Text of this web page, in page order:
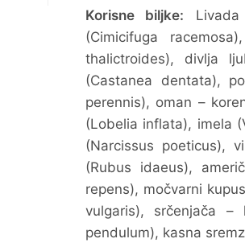
Korisne biljke: Livada
(Cimicifuga
thalictroides), divlja
(Castanea dentata),
perennis), oman –
(Lobelia inflata), imela
(Narcissus poeticus),
(Rubus idaeus),
repens), močvarni
vulgaris), srčenjača –
pendulum), kasna